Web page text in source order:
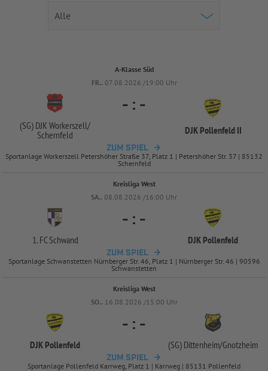
A-Klasse Süd
FR.. 07.08.2026 /19:00 Uhr
(SG) DJK Workerszell/
Schernfeld
- : -
DJK Pollenfeld II
ZUM SPIEL
Sportanlage Workerszell Petershöher Straße 37, Platz 1 | Petershöher Str. 37 | 85132
Schernfeld
Kreisliga West
SA.. 08.08.2026 /16:00 Uhr
1. FC Schwand
- : -
DJK Pollenfeld
ZUM SPIEL
Sportanlage Schwanstetten Nürnberger Str. 46, Platz 1 | Nürnberger Str. 46 | 90596
Schwanstetten
Kreisliga West
SO.. 16.08.2026 /15:00 Uhr
DJK Pollenfeld
- : -
(SG) Dittenheim/Gnotzheim
ZUM SPIEL
Sportanlage Pollenfeld Karrweg, Platz 1 | Karrweg | 85131 Pollenfeld